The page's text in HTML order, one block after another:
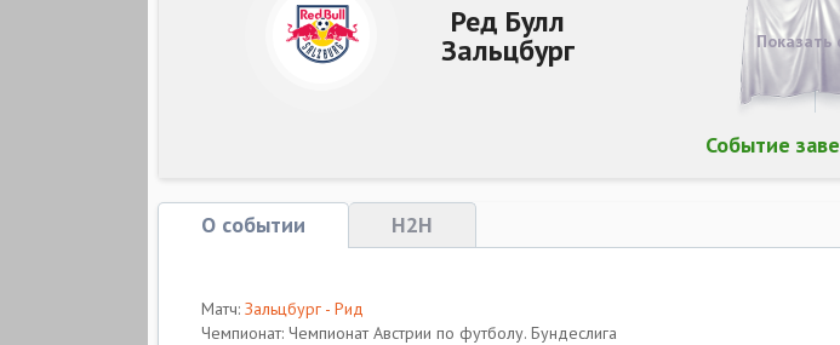
Ред Булл
Зальцбург
Событие
Показать
О событии H2H
Матч: Зальцбург - Рид
Чемпионат: Чемпионат Австрии по футболу. Бундеслига